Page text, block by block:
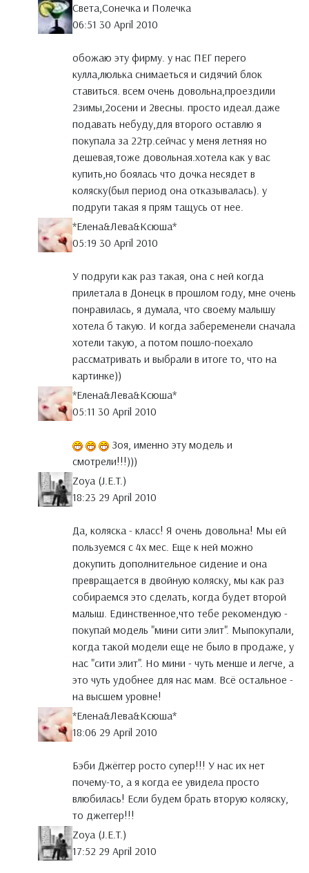
Света,Сонечка и Полечка
06:51 30 April 2010
обожаю эту фирму. у нас ПЕГ перего
кулла,люлька снимаеться и сидячий блок
ставиться. всем очень довольна,проездили
2зимы,2осени и 2весны. просто идеал.даже
подавать небуду,для второго оставлю я
покупала за 22тр.сейчас у меня летняя но
дешевая,тоже довольная.хотела как у вас
купить,но боялась что дочка несядет в
коляску(был период она отказывалась). у
подруги такая я прям тащусь от нее.
*Елена&Лева&Ксюша*
05:19 30 April 2010
У подруги как раз такая, она с ней когда
прилетала в Донецк в прошлом году, мне очень
понравилась, я думала, что своему малышу
хотела б такую. И когда забеременели сначала
хотели такую, а потом пошло-поехало
рассматривать и выбрали в итоге то, что на
картинке))
*Елена&Лева&Ксюша*
05:11 30 April 2010
Зоя, именно эту модель и
смотрели!!!)))
Zoya (J.E.T.)
18:23 29 April 2010
Да, коляска - класс! Я очень довольна! Мы ей
пользуемся с 4х мес. Еще к ней можно
докупить дополнительное сидение и она
превращается в двойную коляску, мы как раз
собираемся это сделать, когда будет второй
малыш. Единственное,что тебе рекомендую -
покупай модель "мини сити элит". Мыпокупали,
когда такой модели еще не было в продаже, у
нас "сити элит". Но мини - чуть менше и легче, а
это чуть удобнее для нас мам. Всё остальное -
на высшем уровне!
*Елена&Лева&Ксюша*
18:06 29 April 2010
Бэби Джёггер росто супер!!! У нас их нет
почему-то, а я когда ее увидела просто
влюбилась! Если будем брать вторую коляску,
то джеггер!!!
Zoya (J.E.T.)
17:52 29 April 2010